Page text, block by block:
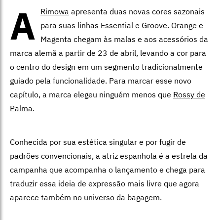
A Rimowa apresenta duas novas cores sazonais
para suas linhas Essential e Groove. Orange e
Magenta chegam às malas e aos acessórios da
marca alemã a partir de 23 de abril, levando a cor para
o centro do design em um segmento tradicionalmente
guiado pela funcionalidade. Para marcar esse novo
capítulo, a marca elegeu ninguém menos que Rossy de
Palma.
Conhecida por sua estética singular e por fugir de
padrões convencionais, a atriz espanhola é a estrela da
campanha que acompanha o lançamento e chega para
traduzir essa ideia de expressão mais livre que agora
aparece também no universo da bagagem.